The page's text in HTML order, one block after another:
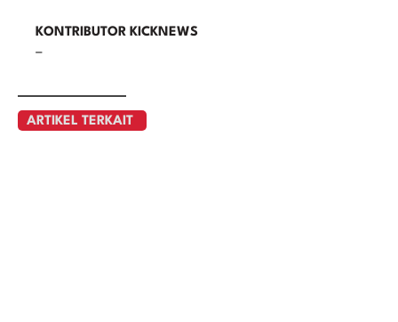
KONTRIBUTOR KICKNEWS
–
ARTIKEL TERKAIT